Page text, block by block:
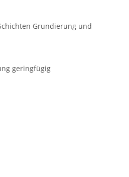
Grundierung und
geringfügig